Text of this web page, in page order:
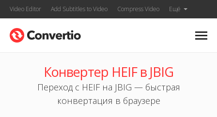
Video Editor Add Subtitles to Video Compress Video Ещё
Конвертер HEIF в JBIG
Переход с HEIF на JBIG — быстрая
конвертация в браузере